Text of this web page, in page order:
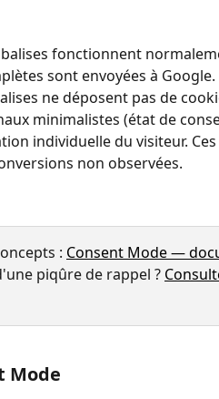
balises fonctionnent
sont envoyées à Google.
ne déposent pas de
minimalistes (état de
individuelle du visiteur.
non observées.
: Consent Mode —
piqûre de rappel ?
Mode